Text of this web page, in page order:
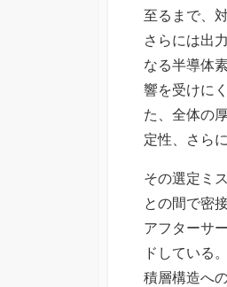
至るまで、
さらには出
なる半導体
響を受けに
た、全体の
定性、さら
その選定ミ
との間で密
アフターサ
ドしている
積層構造へ